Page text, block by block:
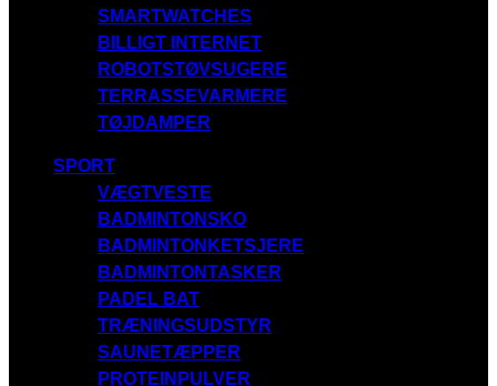
SMARTWATCHES
BILLIGT INTERNET
ROBOTSTØVSUGERE
TERRASSEVARMERE
TØJDAMPER
SPORT
VÆGTVESTE
BADMINTONSKO
BADMINTONKETSJERE
BADMINTONTASKER
PADEL BAT
TRÆNINGSUDSTYR
SAUNETÆPPER
PROTEINPULVER